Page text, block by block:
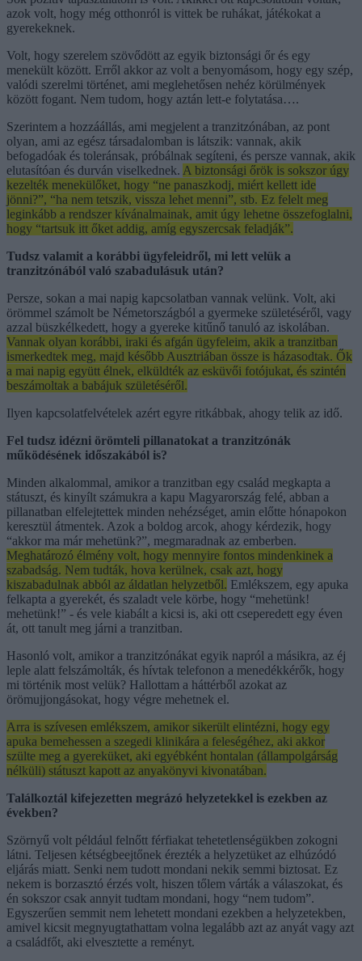
azok volt, hogy még otthonról is vittek be ruhákat, játékokat a
gyerekeknek.
Volt, hogy szerelem szövődött az egyik biztonsági őr és egy
menekült között. Erről akkor az volt a benyomásom, hogy egy szép,
valódi szerelmi történet, ami meglehetősen nehéz körülmények
között fogant. Nem tudom, hogy aztán lett-e folytatása….
Szerintem a hozzáállás, ami megjelent a tranzitzónában, az pont
olyan, ami az egész társadalomban is látszik: vannak, akik
befogadóak és toleránsak, próbálnak segíteni, és persze vannak, akik
elutasítóan és durván viselkednek. A biztonsági őrök is sokszor úgy
kezelték menekülőket, hogy “ne panaszkodj, miért kellett ide
jönni?”, “ha nem tetszik, vissza lehet menni”, stb. Ez felelt meg
leginkább a rendszer kívánalmainak, amit úgy lehetne összefoglalni,
hogy “tartsuk itt őket addig, amíg egyszercsak feladják”.
Tudsz valamit a korábbi ügyfeleidről, mi lett velük a
tranzitzónából való szabadulásuk után?
Persze, sokan a mai napig kapcsolatban vannak velünk. Volt, aki
örömmel számolt be Németországból a gyermeke születéséről, vagy
azzal büszkélkedett, hogy a gyereke kitűnő tanuló az iskolában.
Vannak olyan korábbi, iraki és afgán ügyfeleim, akik a tranzitban
ismerkedtek meg, majd később Ausztriában össze is házasodtak. Ők
a mai napig együtt élnek, elküldték az esküvői fotójukat, és szintén
beszámoltak a babájuk születéséről.
Ilyen kapcsolatfelvételek azért egyre ritkábbak, ahogy telik az idő.
Fel tudsz idézni örömteli pillanatokat a tranzitzónák
működésének időszakából is?
Minden alkalommal, amikor a tranzitban egy család megkapta a
státuszt, és kinyílt számukra a kapu Magyarország felé, abban a
pillanatban elfelejtettek minden nehézséget, amin előtte hónapokon
keresztül átmentek. Azok a boldog arcok, ahogy kérdezik, hogy
“akkor ma már mehetünk?”, megmaradnak az emberben.
Meghatározó élmény volt, hogy mennyire fontos mindenkinek a
szabadság. Nem tudták, hova kerülnek, csak azt, hogy
kiszabadulnak abból az áldatlan helyzetből. Emlékszem, egy apuka
felkapta a gyerekét, és szaladt vele körbe, hogy “mehetünk!
mehetünk!” - és vele kiabált a kicsi is, aki ott cseperedett egy éven
át, ott tanult meg járni a tranzitban.
Hasonló volt, amikor a tranzitzónákat egyik napról a másikra, az éj
leple alatt felszámolták, és hívtak telefonon a menedékkérők, hogy
mi történik most velük? Hallottam a háttérből azokat az
örömujjongásokat, hogy végre mehetnek el.
Arra is szívesen emlékszem, amikor sikerült elintézni, hogy egy
apuka bemehessen a szegedi klinikára a feleségéhez, aki akkor
szülte meg a gyereküket, aki egyébként hontalan (állampolgárság
nélküli) státuszt kapott az anyakönyvi kivonatában.
Találkoztál kifejezetten megrázó helyzetekkel is ezekben az
években?
Szörnyű volt például felnőtt férfiakat tehetetlenségükben zokogni
látni. Teljesen kétségbeejtőnek érezték a helyzetüket az elhúzódó
eljárás miatt. Senki nem tudott mondani nekik semmi biztosat. Ez
nekem is borzasztó érzés volt, hiszen tőlem várták a válaszokat, és
én sokszor csak annyit tudtam mondani, hogy “nem tudom”.
Egyszerűen semmit nem lehetett mondani ezekben a helyzetekben,
amivel kicsit megnyugtathattam volna legalább azt az anyát vagy azt
a családfőt, aki elvesztette a reményt.